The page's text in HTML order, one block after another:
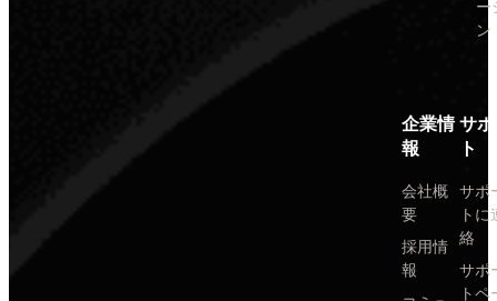
ー
ン
企業情
報
会社概
要
採用情
報
サ
ト
サポ
トに
絡
サポ
トペ